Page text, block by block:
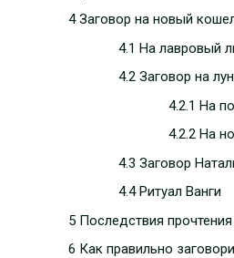
4 Заговор на новый
4.1 На лавровый
4.2 Заговор на
4.2.1 На
4.2.2 На
4.3 Заговор
4.4 Ритуал Ванги
5 Последствия
6 Как правильно